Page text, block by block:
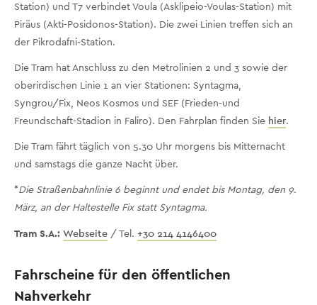
Station) und T7 verbindet Voula (Asklipeio-Voulas-Station) mit
Piräus (Akti-Posidonos-Station). Die zwei Linien treffen sich an
der Pikrodafni-Station.
Die Tram hat Anschluss zu den Metrolinien 2 und 3 sowie der
oberirdischen Linie 1 an vier Stationen: Syntagma,
Syngrou/Fix, Neos Kosmos und SEF (Frieden-und
Freundschaft-Stadion in Faliro). Den Fahrplan finden Sie hier.
Die Tram fährt täglich von 5.30 Uhr morgens bis Mitternacht
und samstags die ganze Nacht über.
*Die Straßenbahnlinie 6 beginnt und endet bis Montag, den 9.
März, an der Haltestelle Fix statt Syntagma.
Tram S.A.: Webseite / Tel. +30 214 4146400
Fahrscheine für den öffentlichen
Nahverkehr